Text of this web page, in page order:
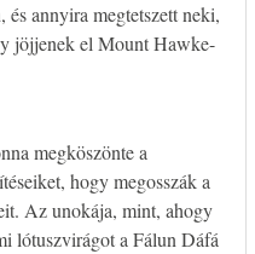
és annyira megtetszett neki,
jöjjenek el Mount Hawke-
megköszönte a
hogy megosszák a
Az unokája, mint, ahogy
lótuszvirágot a Fálun Dáfá